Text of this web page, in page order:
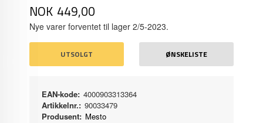
Pris
NOK 449,00
Nye varer forventet til lager 2/5-2023.
UTSOLGT ØNSKELISTE
EAN-kode: 4000903313364
Artikkelnr.: 90033479
Produsent: Mesto